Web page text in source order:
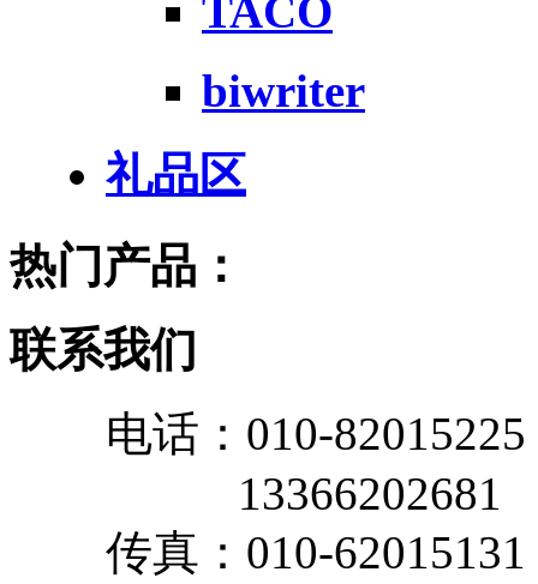
TACO
biwriter
礼品区
热门产品：
联系我们
电话：010-82015225
13366202681
传真：010-62015131